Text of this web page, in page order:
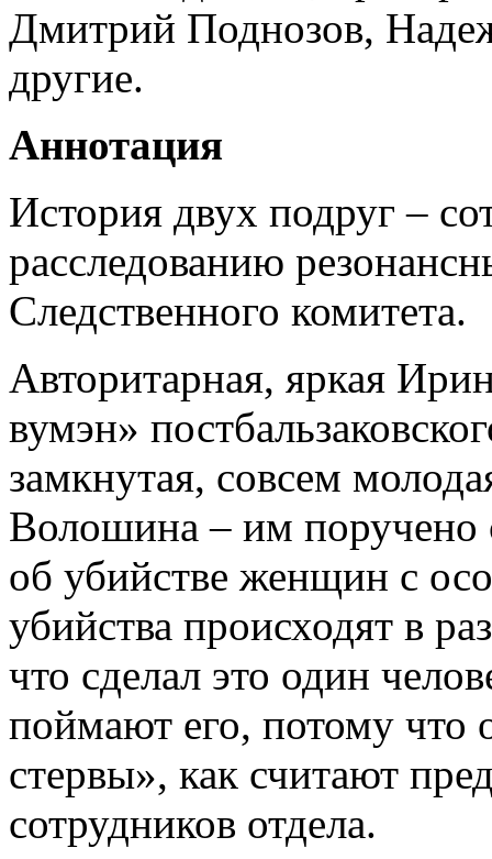
Дмитрий Поднозов,
другие.
Аннотация
История двух подруг –
расследованию
Следственного комитета.
Авторитарная, яркая
вумэн»
замкнутая, совсем
Волошина – им поручено
об убийстве женщин с
убийства происходят в
что сделал это один
поймают его, потому что
стервы», как считают
сотрудников отдела.